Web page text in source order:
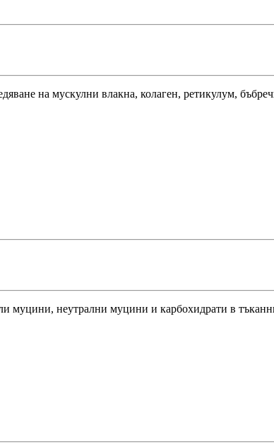
на мускулни влакна, колаген, ретикулум,
муцини, неутрални муцини и карбохидрати в